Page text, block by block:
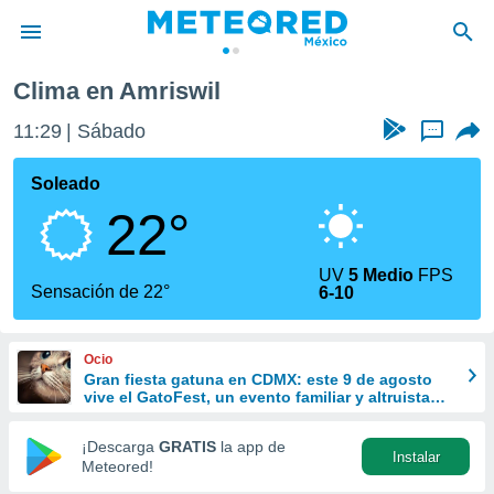
de
ha sido
calidad.
a este
las
y
forma
digital
basada
Clima en Amriswil
11:29 Sábado ...
Soleado
22°
Sensación de 22°
UV5 Medio FPS
6-10
Ocio
Gran fiesta gatuna en CDMX: este 9 de agosto
vive el GatoFest, un evento familiar y altruista
¡Descarga GRATIS la app de
Meteored!
Instalar